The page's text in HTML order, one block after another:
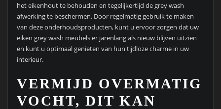
het eikenhout te behouden en tegelijkertijd de grey wash
afwerking te beschermen. Door regelmatig gebruik te maken
van deze onderhoudsproducten, kunt u ervoor zorgen dat uw
eiken grey wash meubels er jarenlang als nieuw blijven uitzien
en kunt u optimaal genieten van hun tijdloze charme in uw
interieur.
VERMIJD OVERMATIG
VOCHT, DIT KAN